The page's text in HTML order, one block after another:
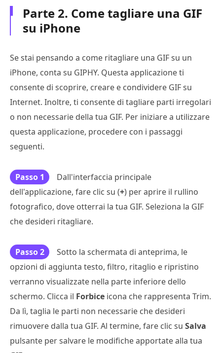
Parte 2. Come tagliare una GIF
su iPhone
Se stai pensando a come ritagliare una GIF su un
iPhone, conta su GIPHY. Questa applicazione ti
consente di scoprire, creare e condividere GIF su
Internet. Inoltre, ti consente di tagliare parti irregolari
o non necessarie della tua GIF. Per iniziare a utilizzare
questa applicazione, procedere con i passaggi
seguenti.
Passo 1
Dall'interfaccia principale
dell'applicazione, fare clic su (+) per aprire il rullino
fotografico, dove otterrai la tua GIF. Seleziona la GIF
che desideri ritagliare.
Passo 2
Sotto la schermata di anteprima, le
opzioni di aggiunta testo, filtro, ritaglio e ripristino
verranno visualizzate nella parte inferiore dello
schermo. Clicca il Forbice icona che rappresenta Trim.
Da lì, taglia le parti non necessarie che desideri
rimuovere dalla tua GIF. Al termine, fare clic su Salva
pulsante per salvare le modifiche apportate alla tua